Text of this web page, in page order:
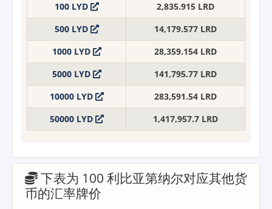
100 LYD
2,835.915 LRD
500 LYD
14,179.577 LRD
1000 LYD
28,359.154 LRD
5000 LYD
141,795.77 LRD
10000 LYD
283,591.54 LRD
50000 LYD
1,417,957.7 LRD
下表为 100 利比亚第纳尔对应其他货
币的汇率牌价